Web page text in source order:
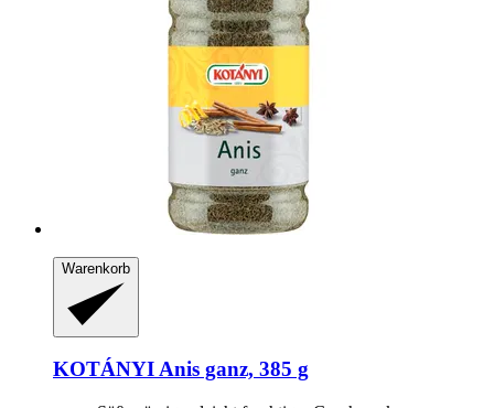
Warenkorb
KOTÁNYIAnis ganz, 385 g